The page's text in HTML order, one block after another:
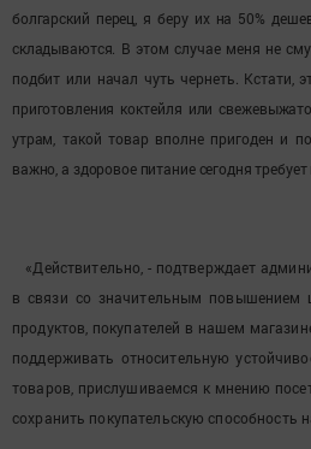
болгарский перец, я беру их на 50%
складываются. В этом случае меня не
подбит или начал чуть чернеть. Кстати,
приготовления коктейля или
утрам, такой товар вполне пригоден и
важно, а здоровое питание сегодня
«Действительно, - подтверждает
в связи со значительным повышением
продуктов, покупателей в нашем
поддерживать относительную
товаров, прислушиваемся к мнению
сохранить покупательскую способность